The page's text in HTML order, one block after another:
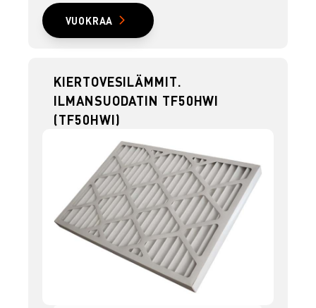
VUOKRAA
KIERTOVESILÄMMIT.
ILMANSUODATIN TF50HWI
(TF50HWI)